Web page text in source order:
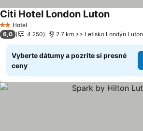
2 Počet hviezdičiek
Hotel
Citi Hotel London Luton
6,0 4 250 2.7 km >> Letisko Londýn Luton
Vyberte dátumy a pozrite si presné
ceny